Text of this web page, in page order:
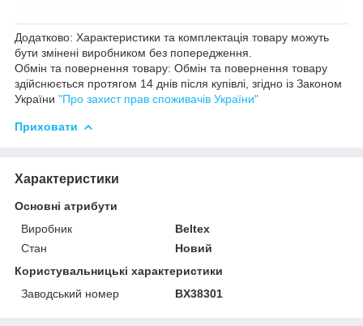
Додатково: Характеристики та комплектація товару можуть
бути змінені виробником без попередження.
Обмін та повернення товару: Обмін та повернення товару
здійснюється протягом 14 днів після купівлі, згідно із Законом
України "Про захист прав споживачів України"
Приховати
Характеристики
Основні атрибути
Виробник
Beltex
Стан
Новий
Користувальницькі характеристики
Заводський номер
BX38301